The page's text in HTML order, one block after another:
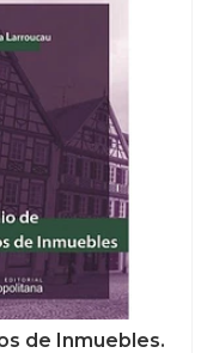
de Inmuebles.